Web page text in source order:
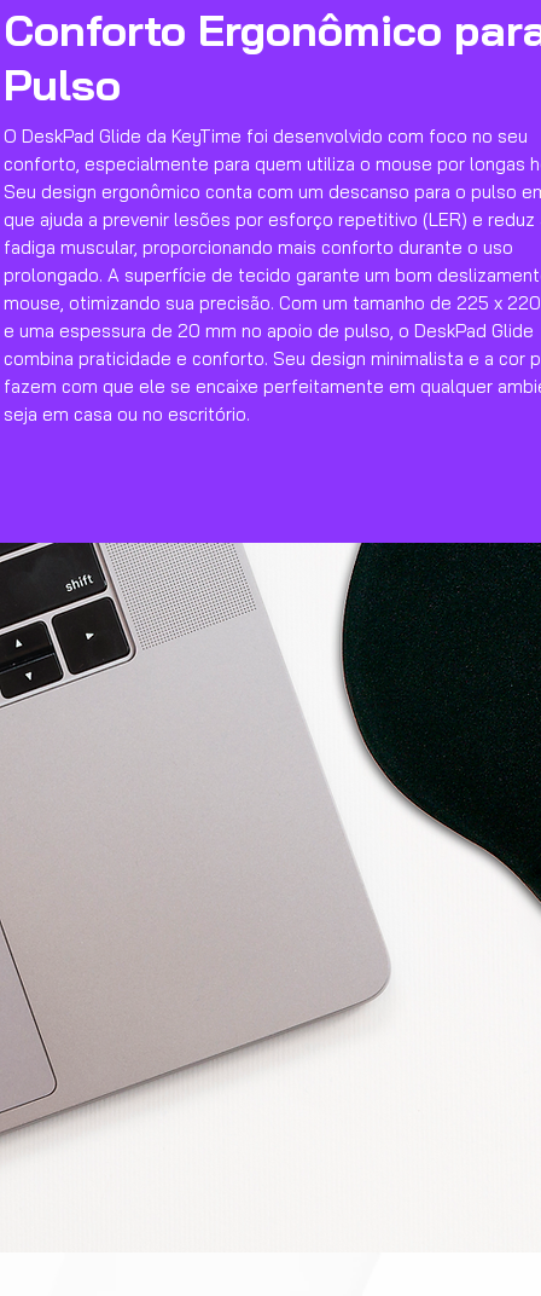
Conforto Ergonômico
Pulso
O DeskPad Glide da KeyTime foi desenvolvido com foco no seu
conforto, especialmente para quem utiliza o mouse por longas
Seu design ergonômico conta com um descanso para o pulso
que ajuda a prevenir lesões por esforço repetitivo (LER) e reduz
fadiga muscular, proporcionando mais conforto durante o uso
prolongado. A superfície de tecido garante um bom
mouse, otimizando sua precisão. Com um tamanho de 225 x
e uma espessura de 20 mm no apoio de pulso, o DeskPad Glide
combina praticidade e conforto. Seu design minimalista e a cor
fazem com que ele se encaixe perfeitamente em qualquer
seja em casa ou no escritório.